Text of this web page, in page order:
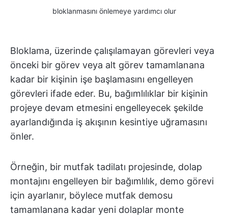
bloklanmasını önlemeye yardımcı olur
Bloklama, üzerinde çalışılamayan görevleri veya
önceki bir görev veya alt görev tamamlanana
kadar bir kişinin işe başlamasını engelleyen
görevleri ifade eder. Bu, bağımlılıklar bir kişinin
projeye devam etmesini engelleyecek şekilde
ayarlandığında iş akışının kesintiye uğramasını
önler.
Örneğin, bir mutfak tadilatı projesinde, dolap
montajını engelleyen bir bağımlılık, demo görevi
için ayarlanır, böylece mutfak demosu
tamamlanana kadar yeni dolaplar monte